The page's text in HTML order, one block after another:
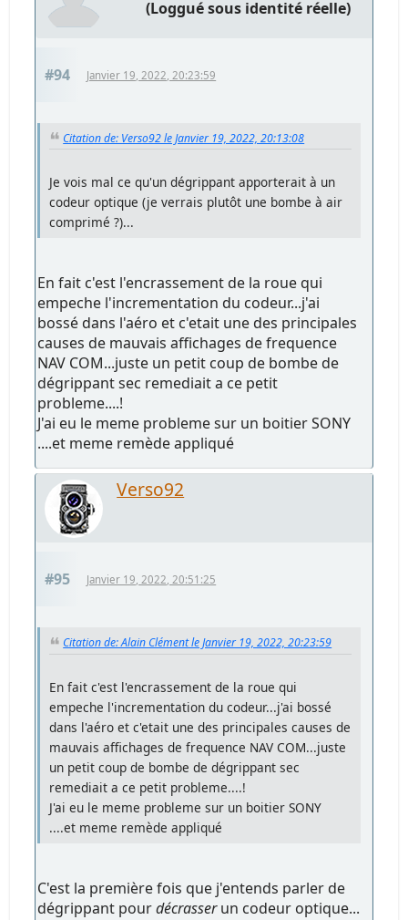
(Loggué sous identité réelle)
#94 Janvier 19, 2022, 20:23:59
Citation de: Verso92 le Janvier 19, 2022, 20:13:08
Je vois mal ce qu'un dégrippant apporterait à un
codeur optique (je verrais plutôt une bombe à air
comprimé ?)...
En fait c'est l'encrassement de la roue qui
empeche l'incrementation du codeur...j'ai
bossé dans l'aéro et c'etait une des principales
causes de mauvais affichages de frequence
NAV COM...juste un petit coup de bombe de
dégrippant sec remediait a ce petit
probleme....!
J'ai eu le meme probleme sur un boitier SONY
....et meme remède appliqué
Verso92
#95 Janvier 19, 2022, 20:51:25
Citation de: Alain Clément le Janvier 19, 2022, 20:23:59
En fait c'est l'encrassement de la roue qui
empeche l'incrementation du codeur...j'ai bossé
dans l'aéro et c'etait une des principales causes de
mauvais affichages de frequence NAV COM...juste
un petit coup de bombe de dégrippant sec
remediait a ce petit probleme....!
J'ai eu le meme probleme sur un boitier SONY
....et meme remède appliqué
C'est la première fois que j'entends parler de
dégrippant pourdécrasserun codeur optique...